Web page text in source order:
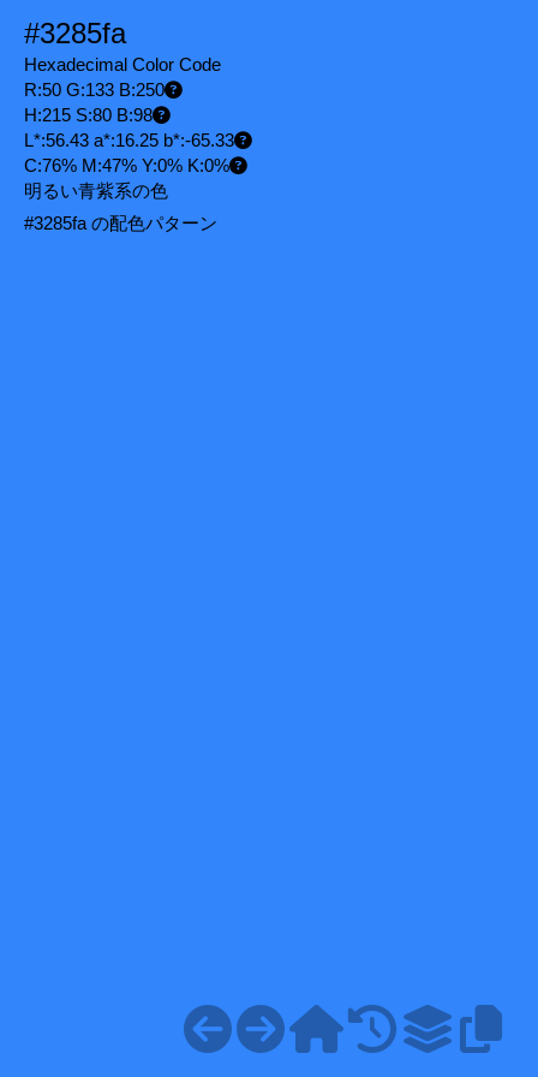
#3285fa
Hexadecimal Color Code
R:50 G:133 B:250
H:215 S:80 B:98
L*:56.43 a*:16.25 b*:-65.33
C:76% M:47% Y:0% K:0%
明るい青紫系の色
#3285fa の配色パターン